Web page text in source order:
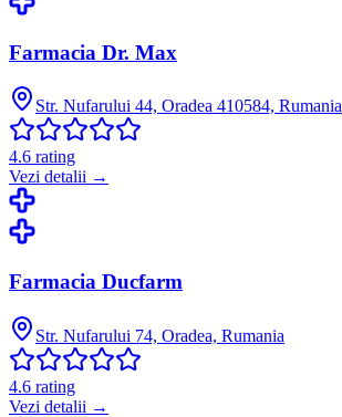
Farmacia Dr. Max
Str. Nufarului 44, Oradea 410584, Rumania
4.6 rating
Vezi detalii →
Farmacia Ducfarm
Str. Nufarului 74, Oradea, Rumania
4.6 rating
Vezi detalii →